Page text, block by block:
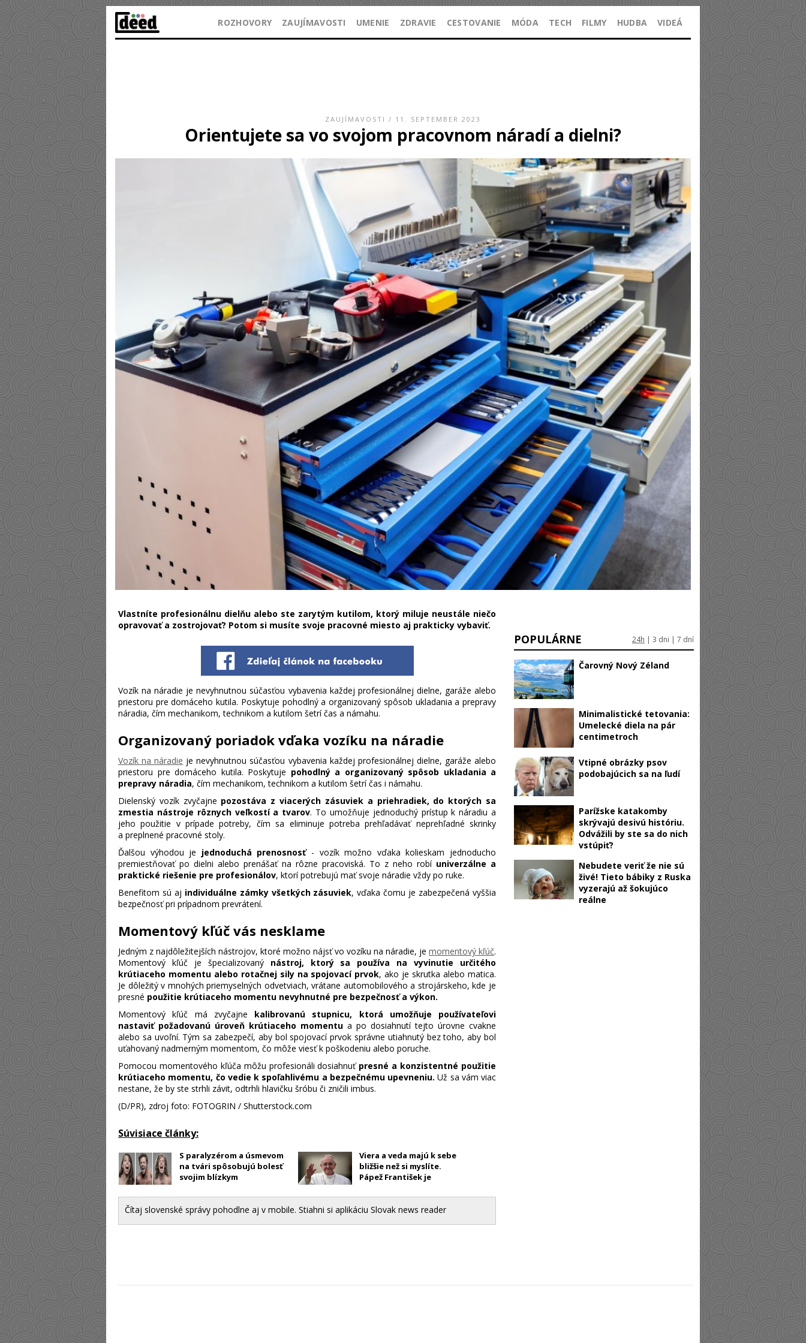
ROZHOVORY ZAUJÍMAVOSTI UMENIE ZDRAVIE CESTOVANIE MÓDA TECH FILMY HUDBA VIDEÁ
ZAUJÍMAVOSTI / 11. SEPTEMBER 2023
Orientujete sa vo svojom pracovnom náradí a dielni?
Vlastníte profesionálnu dielňu alebo ste zarytým kutilom, ktorý miluje neustále niečo
opravovať a zostrojovať? Potom si musíte svoje pracovné miesto aj prakticky vybaviť.
Vozík na náradie je nevyhnutnou súčasťou vybavenia každej profesionálnej dielne, garáže alebo
priestoru pre domáceho kutila. Poskytuje pohodlný a organizovaný spôsob ukladania a prepravy
náradia, čím mechanikom, technikom a kutilom šetrí čas a námahu.
Organizovaný poriadok vďaka vozíku na náradie
Vozík na náradie je nevyhnutnou súčasťou vybavenia každej profesionálnej dielne, garáže alebo
priestoru pre domáceho kutila. Poskytuje pohodlný a organizovaný spôsob ukladania a
prepravy náradia, čím mechanikom, technikom a kutilom šetrí čas i námahu.
Dielenský vozík zvyčajne pozostáva z viacerých zásuviek a priehradiek, do ktorých sa
zmestia nástroje rôznych veľkostí a tvarov. To umožňuje jednoduchý prístup k náradiu a
jeho použitie v prípade potreby, čím sa eliminuje potreba prehľadávať neprehľadné skrinky
a preplnené pracovné stoly.
Ďalšou výhodou je jednoduchá prenosnosť- vozík možno vďaka kolieskam jednoducho
premiestňovať po dielni alebo prenášať na rôzne pracoviská. To z neho robí univerzálne a
praktické riešenie pre profesionálov, ktorí potrebujú mať svoje náradie vždy po ruke.
Benefitom sú aj individuálne zámky všetkých zásuviek, vďaka čomu je zabezpečená vyššia
bezpečnosť pri prípadnom prevrátení.
Momentový kľúč vás nesklame
Jedným z najdôležitejších nástrojov, ktoré možno nájsť vo vozíku na náradie, je momentový kľúč.
Momentový kľúč je špecializovaný nástroj, ktorý sa používa na vyvinutie určitého
krútiaceho momentu alebo rotačnej sily na spojovací prvok, ako je skrutka alebo matica.
Je dôležitý v mnohých priemyselných odvetviach, vrátane automobilového a strojárskeho, kde je
presné použitie krútiaceho momentu nevyhnutné pre bezpečnosť a výkon.
Momentový kľúč má zvyčajne kalibrovanú stupnicu, ktorá umožňuje používateľovi
nastaviť požadovanú úroveň krútiaceho momentu a po dosiahnutí tejto úrovne cvakne
alebo sa uvoľní. Tým sa zabezpečí, aby bol spojovací prvok správne utiahnutý bez toho, aby bol
uťahovaný nadmerným momentom, čo môže viesť k poškodeniu alebo poruche.
Pomocou momentového kľúča môžu profesionáli dosiahnuť presné a konzistentné použitie
krútiaceho momentu, čo vedie k spoľahlivému a bezpečnému upevneniu. Už sa vám viac
nestane, že by ste strhli závit, odtrhli hlavičku šróbu či zničili imbus.
(D/PR), zdroj foto: FOTOGRIN / Shutterstock.com
Súvisiace články:
S paralyzérom a úsmevom
na tvári spôsobujú bolesť
svojim blízkym
Viera a veda majú k sebe
bližšie než si myslíte.
Pápež František je
Čítaj slovenské správy pohodlne aj v mobile. Stiahni si aplikáciu Slovak news reader
POPULÁRNE 24h | 3 dni | 7 dní
Čarovný Nový Zéland
Minimalistické tetovania:
Umelecké diela na pár
centimetroch
Vtipné obrázky psov
podobajúcich sa na ľudí
Parížske katakomby
skrývajú desivú históriu.
Odvážili by ste sa do nich
vstúpiť?
Nebudete veriť že nie sú
živé! Tieto bábiky z Ruska
vyzerajú až šokujúco
reálne